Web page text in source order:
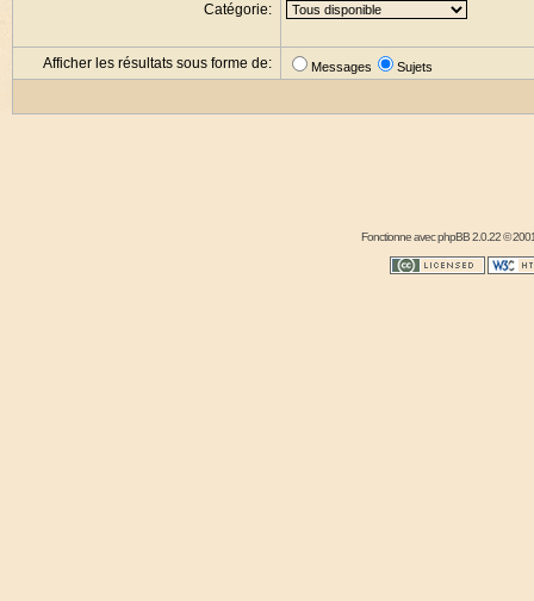
Catégorie:
Afficher les résultats sous forme de: Messages Sujets
Fonctionne avecphpBB2.0.22 ©